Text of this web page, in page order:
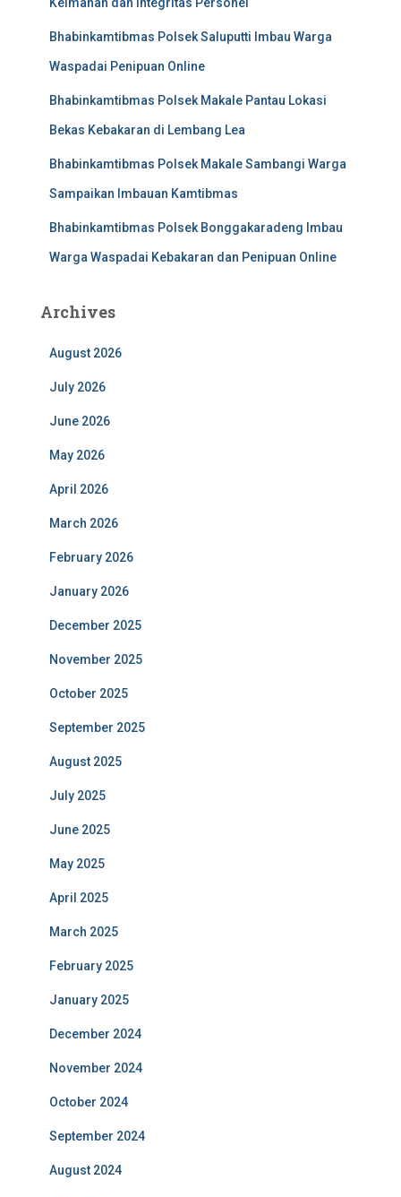
Bhabinkamtibmas Polsek Saluputti Imbau Warga
Waspadai Penipuan Online
Bhabinkamtibmas Polsek Makale Pantau Lokasi
Bekas Kebakaran di Lembang Lea
Bhabinkamtibmas Polsek Makale Sambangi Warga
Sampaikan Imbauan Kamtibmas
Bhabinkamtibmas Polsek Bonggakaradeng Imbau
Warga Waspadai Kebakaran dan Penipuan Online
Archives
August 2026
July 2026
June 2026
May 2026
April 2026
March 2026
February 2026
January 2026
December 2025
November 2025
October 2025
September 2025
August 2025
July 2025
June 2025
May 2025
April 2025
March 2025
February 2025
January 2025
December 2024
November 2024
October 2024
September 2024
August 2024